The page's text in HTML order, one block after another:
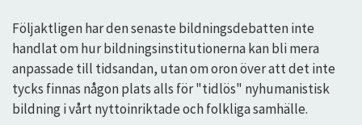
Följaktligen har den senaste bildningsdebatten inte
handlat om hur bildningsinstitutionerna kan bli mera
anpassade till tidsandan, utan om oron över att det inte
tycks finnas någon plats alls för "tidlös" nyhumanistisk
bildning i vårt nyttoinriktade och folkliga samhälle.